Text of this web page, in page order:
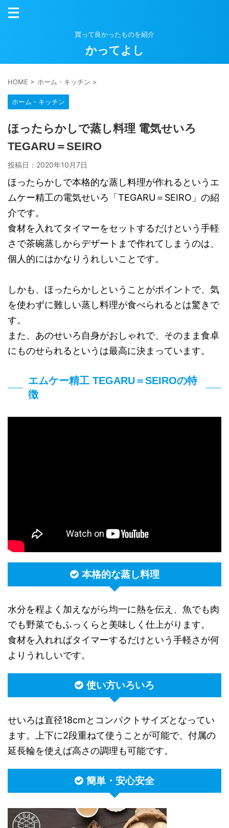
買って良かったものを紹介
かってよし
HOME > ホーム・キッチン >
ホーム・キッチン
ほったらかしで蒸し料理 電気せいろ
TEGARU＝SEIRO
投稿日： 2020年10月7日
ほったらかしで本格的な蒸し料理が作れるというエ
ムケー精工の電気せいろ「TEGARU＝SEIRO」の紹
介です。
食材を入れてタイマーをセットするだけという手軽
さで茶碗蒸しからデザートまで作れてしまうのは、
個人的にはかなりうれしいことです。
しかも、ほったらかしということがポイントで、気
を使わずに難しい蒸し料理が食べられるとは驚きで
す。
また、あのせいろ自身がおしゃれで、そのまま食卓
にものせられるというは最高に決まっています。
エムケー精工 TEGARU＝SEIROの特
徴
本格的な蒸し料理
水分を程よく加えながら均一に熱を伝え、魚でも肉
でも野菜でもふっくらと美味しく仕上がります。
食材を入れればタイマーするだけという手軽さが何
よりうれしいです。
使い方いろいろ
せいろは直径18cmとコンパクトサイズとなってい
ます。上下に2段重ねて使うことが可能で、付属の
延長輪を使えば高さの調理も可能です。
簡単・安心安全